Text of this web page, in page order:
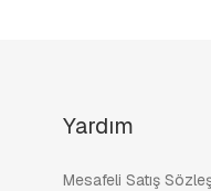
Yardım
Mesafeli Satış